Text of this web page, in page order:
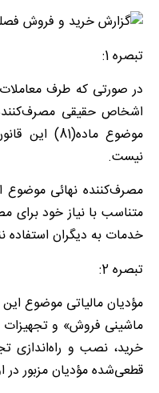
تبصره 1:
در صورتی که طرف
اشخاص حقیقی
موضوع
نیست.
مصرف‌کننده نهائی
متناسب با نیاز خود برای
خدمات به دیگران استفاده
تبصره 2:
مؤدیان مالیاتی موضوع این
ماشینی فروش» و تجهیزات
خرید، نصب و راه‌اندازی
قطعی‌شده مؤدیان مزبور در